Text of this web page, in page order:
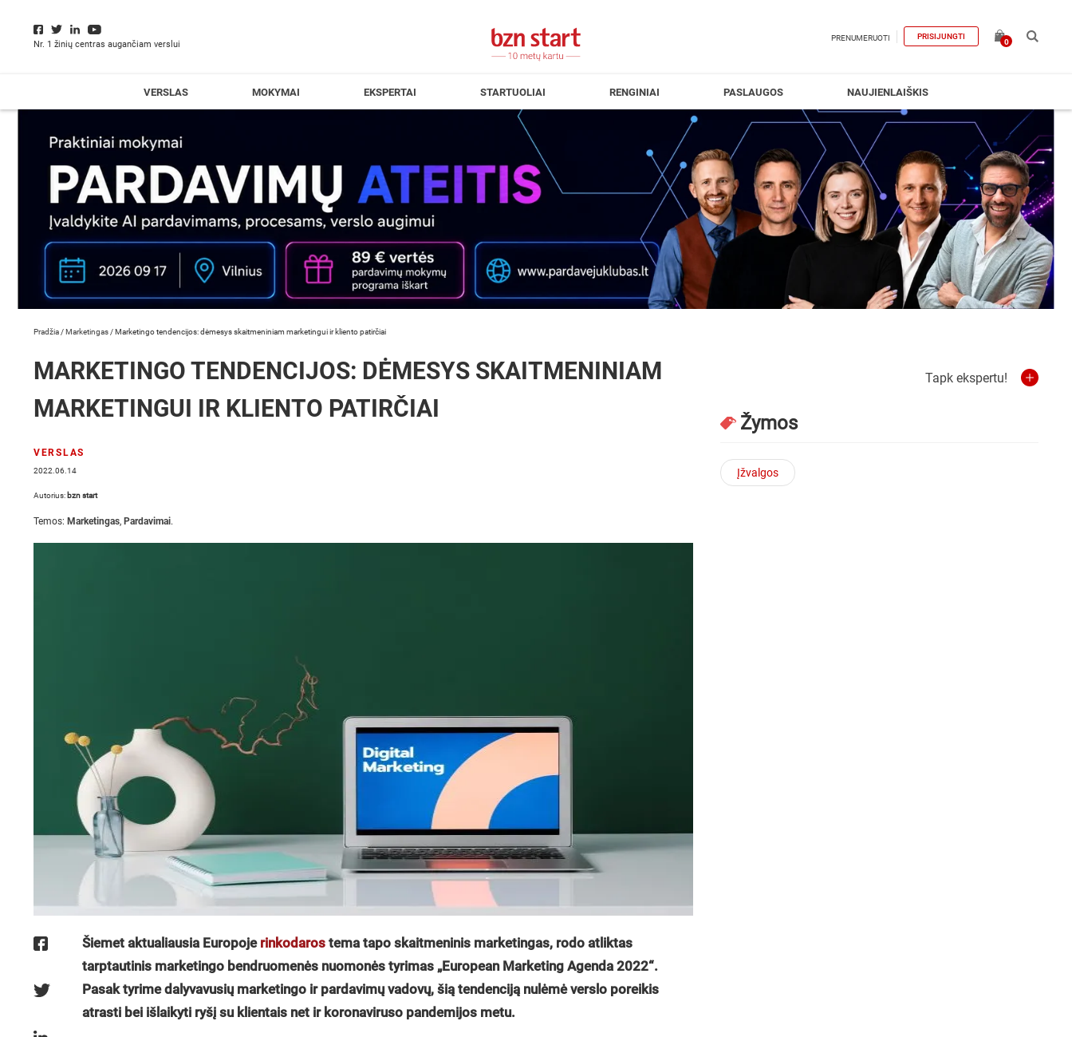
Nr. 1 žinių centras augančiam verslui
PRENUMERUOTI PRISIJUNGTI
0
VERSLAS MOKYMAI EKSPERTAI STARTUOLIAI RENGINIAI PASLAUGOS NAUJIENLAIŠKIS
Pradžia /Marketingas /Marketingo tendencijos: dėmesys skaitmeniniam marketingui ir kliento patirčiai
MARKETINGO TENDENCIJOS: DĖMESYS SKAITMENINIAM
MARKETINGUI IR KLIENTO PATIRČIAI
VERSLAS
2022.06.14
Autorius: bzn start
Temos: Marketingas, Pardavimai.
Šiemet aktualiausia Europoje rinkodaros tema tapo skaitmeninis marketingas, rodo atliktas
tarptautinis marketingo bendruomenės nuomonės tyrimas „European Marketing Agenda 2022“.
Pasak tyrime dalyvavusių marketingo ir pardavimų vadovų, šią tendenciją nulėmė verslo poreikis
atrasti bei išlaikyti ryšį su klientais net ir koronaviruso pandemijos metu.
Tapk ekspertu!
Žymos
Įžvalgos